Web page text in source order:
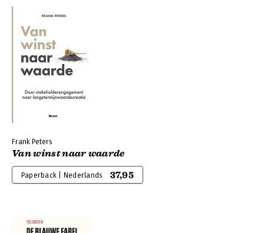
Frank Peters
Van winst naar waarde
Paperback | Nederlands 37,95